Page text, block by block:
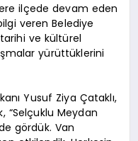
ilçede devam eden
veren Belediye
tarihi ve kültürel
yürüttüklerini
Yusuf Ziya Çataklı,
“Selçuklu Meydan
gördük. Van